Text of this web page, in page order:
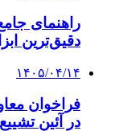
راهنمای
دقیق‌ترین
۱۴۰۵/۰۴/۱۴
فراخوان
در آئین